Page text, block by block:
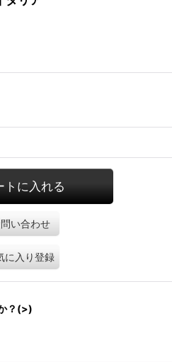
トに入れる
い合わせ
に入り登録
？(>)